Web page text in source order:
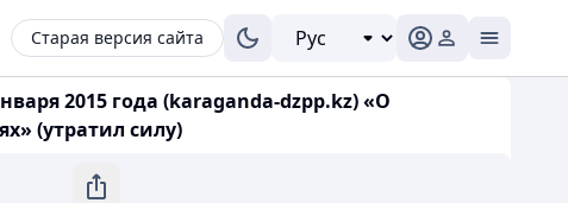
Старая версия сайта
2015 года (karaganda-dzpp.kz) «О
(утратил силу)